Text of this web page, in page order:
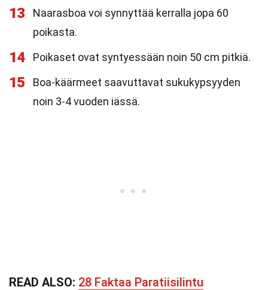
13
Naarasboa voi synnyttää kerralla jopa 60
poikasta.
14 Poikaset ovat syntyessään noin 50 cm pitkiä.
15
Boa-käärmeet saavuttavat sukukypsyyden
noin 3-4 vuoden iässä.
READ ALSO: 28 Faktaa Paratiisilintu